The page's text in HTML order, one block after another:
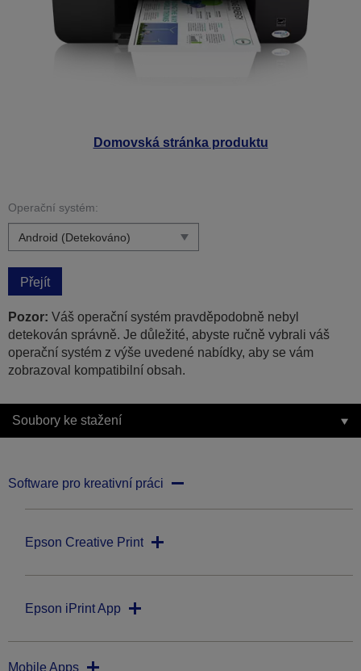
Domovská stránka produktu
Operační systém:
Přejít
Pozor: Váš operační systém pravděpodobně nebyl
detekován správně. Je důležité, abyste ručně vybrali váš
operační systém z výše uvedené nabídky, aby se vám
zobrazoval kompatibilní obsah.
Soubory ke stažení
Software pro kreativní práci
Epson Creative Print
Epson iPrint App
Mobile Apps